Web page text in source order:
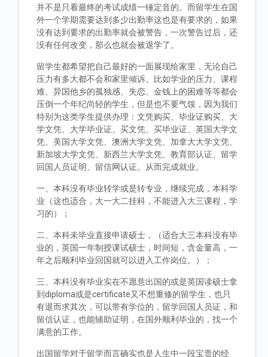
并不是只看最终的考试成绩一锤定音的。而留学生在国
外一个学期需要达到多少出勤率这也是有要求的，如果
没有达到要求的出勤率就会被警告，一次警告过后，还
没有任何改变，那么也就会被退学了。
留学生都希望把自己最好的一面展现给家里，无论自己
压力有多大都不会和家里倾诉。比如学业的压力、课程
难、异国他乡的孤独感、失恋、金钱上的困难等等都会
压倒一个年纪尚轻的学生，但是也不要气馁，因为我们
特别为这类学生提供办理：文凭购买、毕业证购买、大
学文凭、大学毕业证、买文凭、买毕业证、英国大学文
凭、美国大学文凭、澳洲大学文凭、加拿大大学文凭、
新加坡大学文凭、新西兰大学文凭、教育部认证、留学
回国人员证明、留信网认证。从而完成就业。
一、本科没有毕业转学或是转专业，继续完成，本科学
业（这也适合，大一大二挂科，不能进入大三课程，学
习的）；
二、本科未毕业直接申请硕士，（适合大三本科没有毕
业的，英国一年制授课试硕士，时间短，含金量高，一
年之后顺利毕业回国就可以进入工作岗位。）；
三、本科没有毕业实在不愿意出国的或是英国读硕士拿
到diploma或是certificate又不想重修的留学生，也只
有退而求其次，可以带有学位的，留学回国人员证，和
留信认证，也能辅助证明，在国外顺利毕业的，找一个
满意的工作。
出国留学对于留学而言确实也是人生中一段宝贵的经